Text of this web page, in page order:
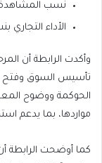
نسب المشاهدة
الأداء التجاري
وأكدت الرابطة أن
تأسيس السوق وفتح
الحوكمة ووضوح
مواردها، بما يدعم
كما أوضحت الرابطة